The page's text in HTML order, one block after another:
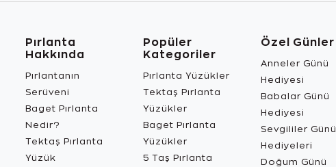
Pırlanta
Hakkında
Pırlantanın
Serüveni
Baget Pırlanta
Nedir?
Tektaş Pırlanta
Yüzük
Popüler
Kategoriler
Pırlanta Yüzükler
Tektaş Pırlanta
Yüzükler
Baget Pırlanta
Yüzükler
5 Taş Pırlanta
Özel Günler
Anneler Günü
Hediyesi
Babalar Günü
Hediyesi
Sevgililer Günü
Hediyeleri
Doğum Günü